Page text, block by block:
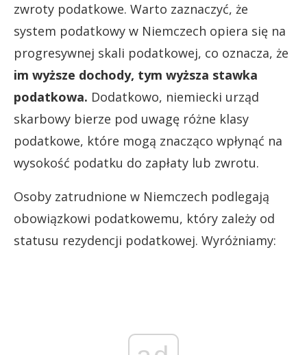
zwroty podatkowe. Warto zaznaczyć, że
system podatkowy w Niemczech opiera się na
progresywnej skali podatkowej, co oznacza, że
im wyższe dochody, tym wyższa stawka
podatkowa. Dodatkowo, niemiecki urząd
skarbowy bierze pod uwagę różne klasy
podatkowe, które mogą znacząco wpłynąć na
wysokość podatku do zapłaty lub zwrotu.
Osoby zatrudnione w Niemczech podlegają
obowiązkowi podatkowemu, który zależy od
statusu rezydencji podatkowej. Wyróżniamy: